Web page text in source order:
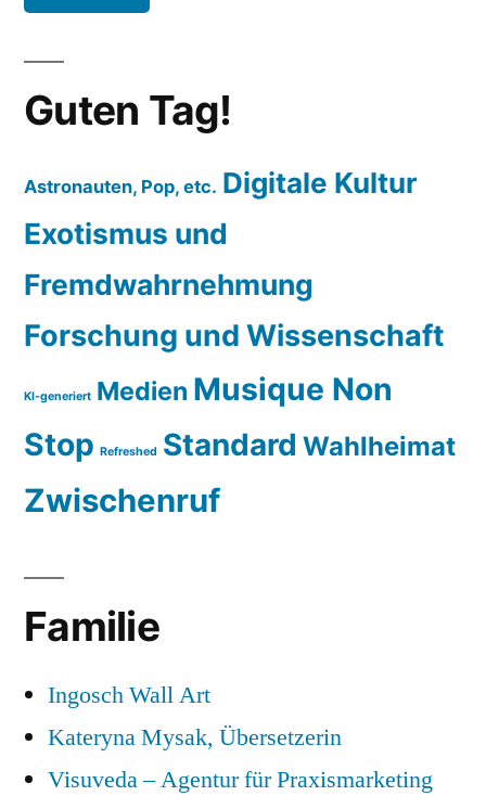
Guten Tag!
Astronauten, Pop, etc. Digitale Kultur
Exotismus und
Fremdwahrnehmung
Forschung und Wissenschaft
KI-generiert Medien Musique Non
Stop Refreshed Standard Wahlheimat
Zwischenruf
Familie
Ingosch Wall Art
Kateryna Mysak, Übersetzerin
Visuveda – Agentur für Praxismarketing